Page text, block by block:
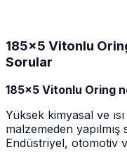
185x5 Vitonlu
Sorular
185x5 Vitonlu Oring
Yüksek kimyasal ve
malzemeden yapılmış
Endüstriyel, otomotiv